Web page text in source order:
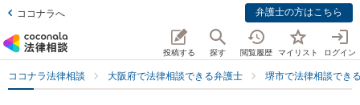
ココナラへ 弁護士の方はこちら
投稿する 探す 閲覧履歴 マイリスト ログイン
ココナラ法律相談 大阪府で法律相談できる弁護士 堺市で法律相談でき